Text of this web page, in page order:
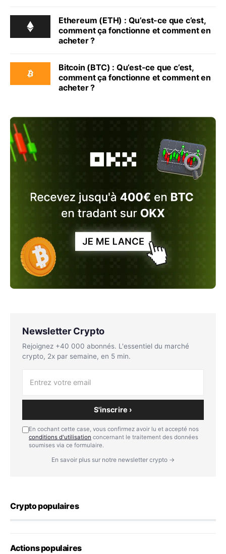
Ethereum (ETH) : Qu’est-ce que c’est,
comment ça fonctionne et comment en
acheter ?
Bitcoin (BTC) : Qu’est-ce que c’est,
comment ça fonctionne et comment en
acheter ?
Newsletter Crypto
Rejoignez +40 000 abonnés. L'essentiel du marché
crypto, 2x par semaine, en 5 min.
S'inscrire ›
En cochant cette case, vous confirmez avoir lu et accepté nos
conditions d'utilisation concernant le traitement des données
soumises via ce formulaire.
En savoir plus sur notre newsletter crypto →
Crypto populaires
Actions populaires